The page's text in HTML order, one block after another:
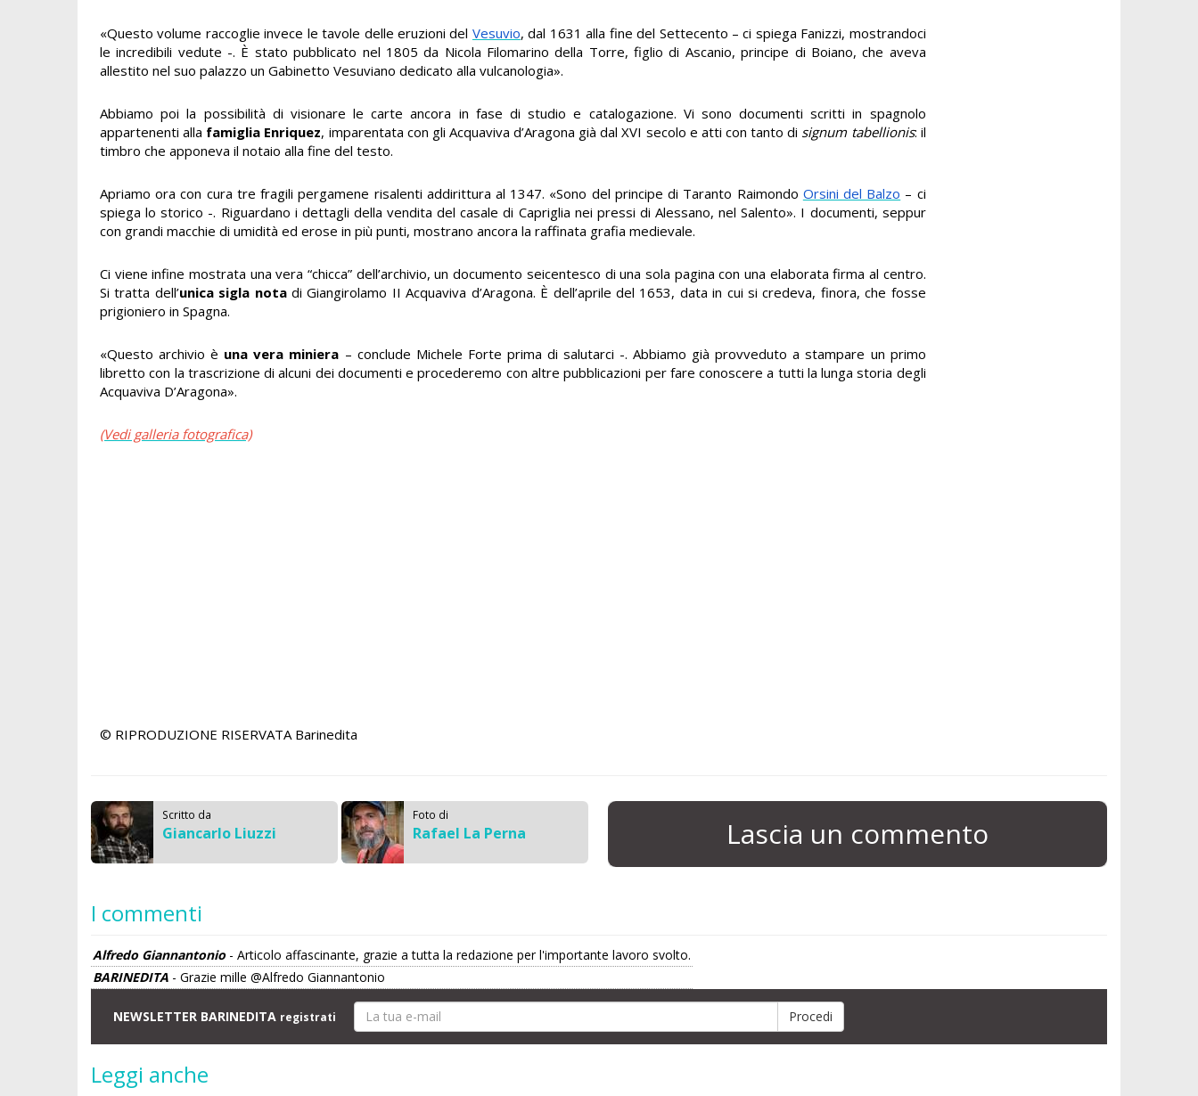
«Questo volume raccoglie invece le tavole delle eruzioni del Vesuvio, dal 1631 alla fine del Settecento – ci spiega Fanizzi, mostrandoci
le incredibili vedute -. È stato pubblicato nel 1805 da Nicola Filomarino della Torre, figlio di Ascanio, principe di Boiano, che aveva
allestito nel suo palazzo un Gabinetto Vesuviano dedicato alla vulcanologia».
Abbiamo poi la possibilità di visionare le carte ancora in fase di studio e catalogazione. Vi sono documenti scritti in spagnolo
appartenenti alla famiglia Enriquez, imparentata con gli Acquaviva d’Aragona già dal XVI secolo e atti con tanto di signum tabellionis: il
timbro che apponeva il notaio alla fine del testo.
Apriamo ora con cura tre fragili pergamene risalenti addirittura al 1347. «Sono del principe di Taranto Raimondo Orsini del Balzo – ci
spiega lo storico -. Riguardano i dettagli della vendita del casale di Capriglia nei pressi di Alessano, nel Salento». I documenti, seppur
con grandi macchie di umidità ed erose in più punti, mostrano ancora la raffinata grafia medievale.
Ci viene infine mostrata una vera “chicca” dell’archivio, un documento seicentesco di una sola pagina con una elaborata firma al centro.
Si tratta dell’unica sigla notadi Giangirolamo II Acquaviva d’Aragona. È dell’aprile del 1653, data in cui si credeva, finora, che fosse
prigioniero in Spagna.
«Questo archivio è una vera miniera – conclude Michele Forte prima di salutarci -. Abbiamo già provveduto a stampare un primo
libretto con la trascrizione di alcuni dei documenti e procederemo con altre pubblicazioni per fare conoscere a tutti la lunga storia degli
Acquaviva D’Aragona».
(Vedi galleria fotografica)
© RIPRODUZIONE RISERVATA Barinedita
Scritto da
Giancarlo Liuzzi
Foto di
Rafael La Perna Lascia un commento
I commenti
Alfredo Giannantonio- Articolo affascinante, grazie a tutta la redazione per l'importante lavoro svolto.
BARINEDITA - Grazie mille @Alfredo Giannantonio
NEWSLETTER BARINEDITA registrati
Leggi anche